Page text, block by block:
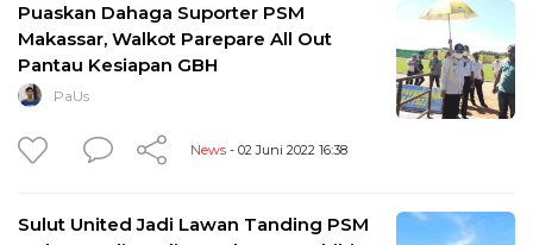
Puaskan Dahaga Suporter PSM
Makassar, Walkot Parepare All Out
Pantau Kesiapan GBH
PaUs
News - 02 Juni 2022 16:38
Sulut United Jadi Lawan Tanding PSM